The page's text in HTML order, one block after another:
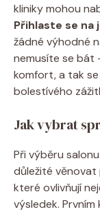
kliniky mohou
Přihlaste se
žádné výhodné
nemusíte se bát
komfort, a tak
bolestívého
Jak vybrat
Při výběru
důležité
které ovlivňují
výsledek.